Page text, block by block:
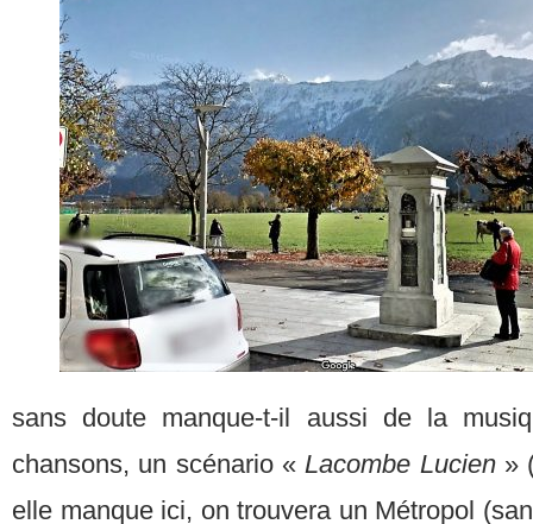
sans doute manque-t-il aussi de la
chansons, un scénario «Lacombe Lucien»
elle manque ici, on trouvera un Métropol